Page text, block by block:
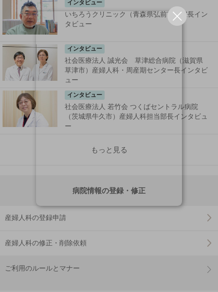
インタビュー
いちろうクリニック（青森県弘前市）院長イン
タビュー
インタビュー
社会医療法人 誠光会 草津総合病院（滋賀県
草津市）産婦人科・周産期センター長インタビ
ュー
インタビュー
社会医療法人 若竹会 つくばセントラル病院
（茨城県牛久市）産婦人科担当部長インタビュ
ー
もっと見る
病院情報の登録・修正
産婦人科の登録申請
産婦人科の修正・削除依頼
ご利用のルールとマナー